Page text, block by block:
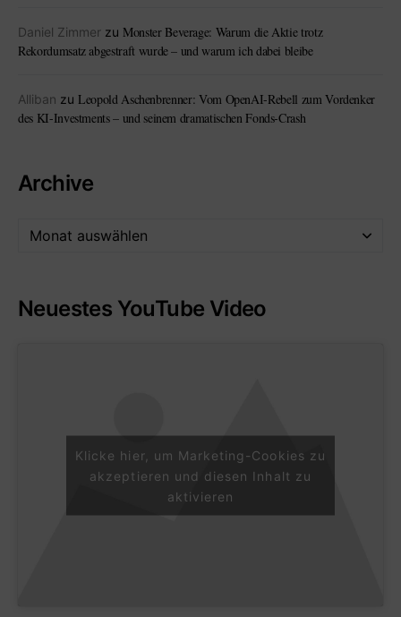
Daniel Zimmer zu Monster Beverage: Warum die Aktie trotz
Rekordumsatz abgestraft wurde – und warum ich dabei bleibe
Alliban zu Leopold Aschenbrenner: Vom OpenAI-Rebell zum Vordenker
des KI-Investments – und seinem dramatischen Fonds-Crash
Archive
Neuestes YouTube Video
Klicke hier, um Marketing-Cookies zu
akzeptieren und diesen Inhalt zu
aktivieren